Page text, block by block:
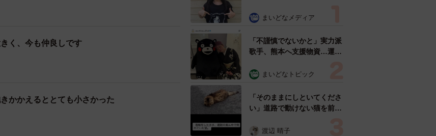
く、今も仲良しです
かかえるととても小さかった
雰囲気が」「宝塚に入れそ
まいどなメディア
「不謹慎でないかと」実力派
歌手、熊本へ支援物資…運搬
めらい 「痛いほど伝わる」
まいどなトピック
「そのままにしといてくださ
い」道路で動けない猫を前に
ようとした4日間 「命の重
渡辺 晴子